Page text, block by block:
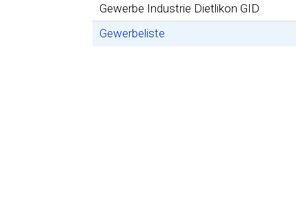
Gewerbe Industrie Dietlikon GID
Gewerbeliste